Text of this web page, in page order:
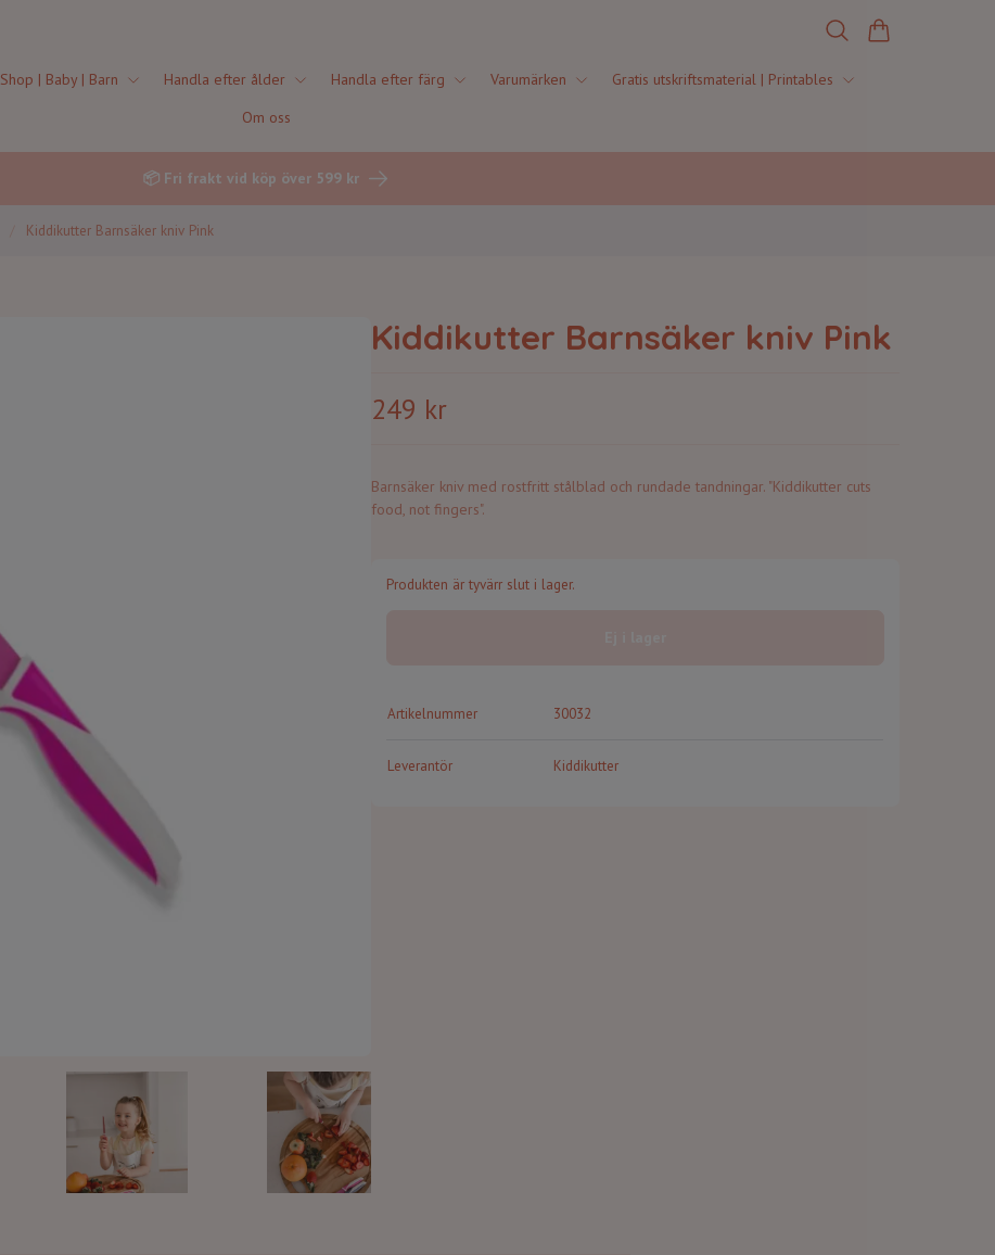
Shop | Baby | Barn Handla efter ålder Handla efter färg Varumärken
Gratis utskriftsmaterial | Printables
Om oss
📦 Fri frakt vid köp över 599 kr
Kiddikutter Barnsäker kniv Pink
Kiddikutter Barnsäker kniv Pink
249 kr
Barnsäker kniv med rostfritt stålblad och rundade tandningar. "Kiddikutter cuts
food, not fingers".
Produkten är tyvärr slut i lager.
Artikelnummer 30032
Leverantör Kiddikutter